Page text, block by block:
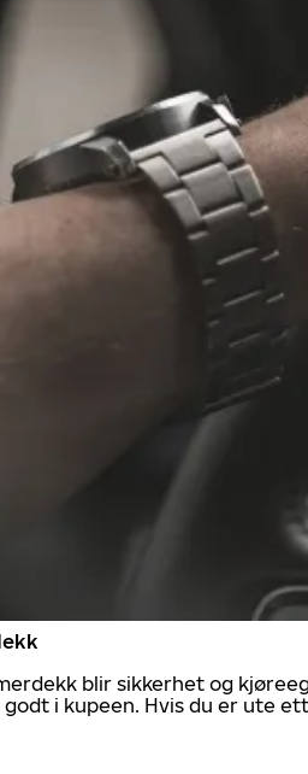
blir sikkerhet og
i kupeen. Hvis du er ute